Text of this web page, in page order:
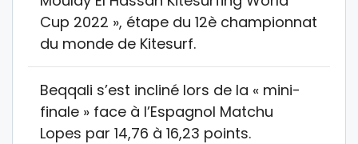
Cup 2022 », étape du 12è championnat
du monde de Kitesurf.
Beqqali s’est incliné lors de la « mini-
finale » face à l’Espagnol Matchu
Lopes par 14,76 à 16,23 points.